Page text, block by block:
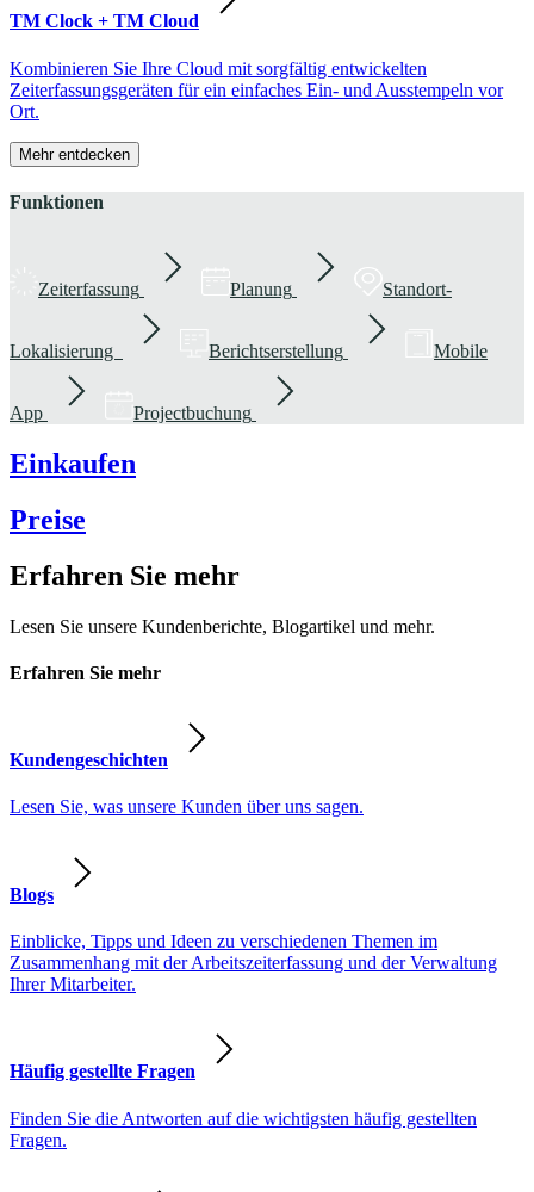
TM Clock + TM Cloud
Kombinieren Sie Ihre Cloud mit sorgfältig entwickelten
Zeiterfassungsgeräten für ein einfaches Ein- und Ausstempeln vor
Ort.
Mehr entdecken
Funktionen
Zeiterfassung Planung Standort-
Lokalisierung Berichtserstellung Mobile
App Projectbuchung
Einkaufen
Preise
Erfahren Sie mehr
Lesen Sie unsere Kundenberichte, Blogartikel und mehr.
Erfahren Sie mehr
Kundengeschichten
Lesen Sie, was unsere Kunden über uns sagen.
Blogs
Einblicke, Tipps und Ideen zu verschiedenen Themen im
Zusammenhang mit der Arbeitszeiterfassung und der Verwaltung
Ihrer Mitarbeiter.
Häufig gestellte Fragen
Finden Sie die Antworten auf die wichtigsten häufig gestellten
Fragen.